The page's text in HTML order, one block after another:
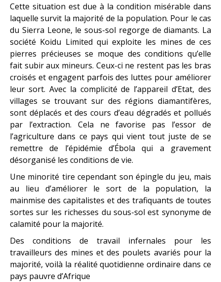
Cette situation est due à la condition misérable dans
laquelle survit la majorité de la population. Pour le cas
du Sierra Leone, le sous-sol regorge de diamants. La
société Koidu Limited qui exploite les mines de ces
pierres précieuses se moque des conditions qu’elle
fait subir aux mineurs. Ceux-ci ne restent pas les bras
croisés et engagent parfois des luttes pour améliorer
leur sort. Avec la complicité de l’appareil d’Etat, des
villages se trouvant sur des régions diamantifères,
sont déplacés et des cours d’eau dégradés et pollués
par l’extraction. Cela ne favorise pas l’essor de
l’agriculture dans ce pays qui vient tout juste de se
remettre de l’épidémie d’Ébola qui a gravement
désorganisé les conditions de vie.
Une minorité tire cependant son épingle du jeu, mais
au lieu d’améliorer le sort de la population, la
mainmise des capitalistes et des trafiquants de toutes
sortes sur les richesses du sous-sol est synonyme de
calamité pour la majorité.
Des conditions de travail infernales pour les
travailleurs des mines et des poulets avariés pour la
majorité, voilà la réalité quotidienne ordinaire dans ce
pays pauvre d’Afrique